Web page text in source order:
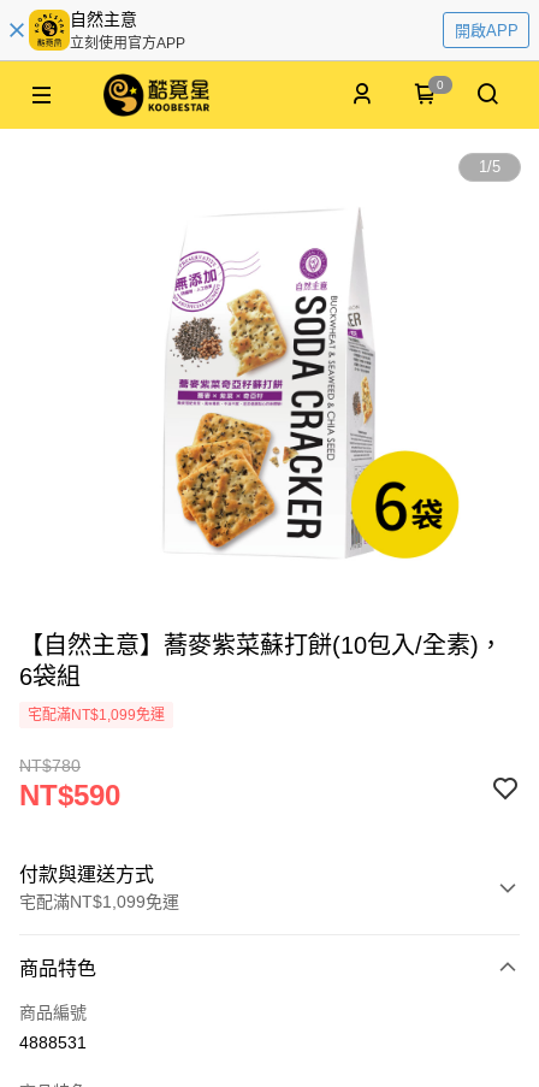
自然主意
立刻使用官方APP
開啟APP
0
1/5
【自然主意】蕎麥紫菜蘇打餅(10包入/全素)，
6袋組
宅配滿NT$1,099免運
NT$780
NT$590
付款與運送方式
宅配滿NT$1,099免運
信用卡一次付款
超商取貨付款
商品特色
商品編號
4888531